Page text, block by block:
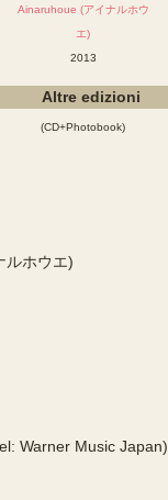
Ainaruhoue (アイナルホウ
エ)
2013
Altre edizioni
(CD+Photobook)
ルホウエ)
Warner Music Japan)